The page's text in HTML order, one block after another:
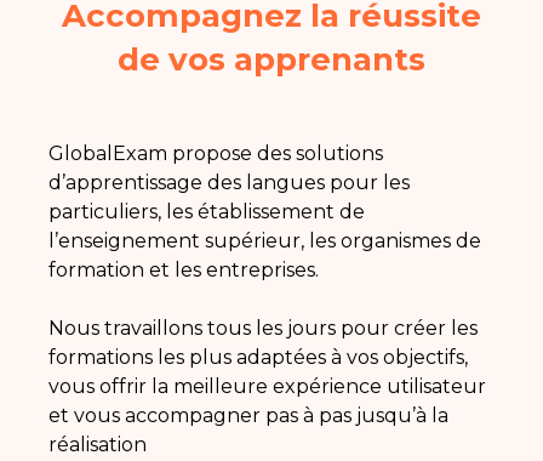
Accompagnez la réussite
de vos apprenants
GlobalExam propose des solutions
d’apprentissage des langues pour les
particuliers, les établissement de
l’enseignement supérieur, les organismes de
formation et les entreprises.
Nous travaillons tous les jours pour créer les
formations les plus adaptées à vos objectifs,
vous offrir la meilleure expérience utilisateur
et vous accompagner pas à pas jusqu’à la
réalisation